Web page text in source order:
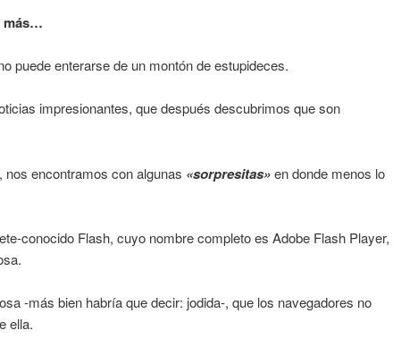
más…
puede enterarse de un montón de estupideces.
impresionantes, que después descubrimos que son
encontramos con algunas «sorpresitas»en donde menos lo
conocido Flash, cuyo nombre completo es Adobe Flash Player,
-más bien habría que decir: jodida-, que los navegadores no
ella.